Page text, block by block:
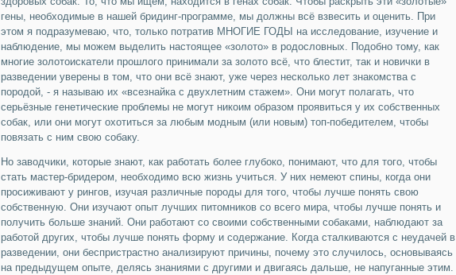
гены, необходимые в нашей бридинг-программе, мы должны всё взвесить и оценить. При
этом я подразумеваю, что, только потратив МНОГИЕ ГОДЫ на исследование, изучение и
наблюдение, мы можем выделить настоящее «золото» в родословных. Подобно тому, как
многие золотоискатели прошлого принимали за золото всё, что блестит, так и новички в
разведении уверены в том, что они всё знают, уже через несколько лет знакомства с
породой, - я называю их «всезнайка с двухлетним стажем». Они могут полагать, что
серьёзные генетические проблемы не могут никоим образом проявиться у их собственных
собак, или они могут охотиться за любым модным (или новым) топ-победителем, чтобы
повязать с ним свою собаку.
Но заводчики, которые знают, как работать более глубоко, понимают, что для того, чтобы
стать мастер-бридером, необходимо всю жизнь учиться. У них немеют спины, когда они
просиживают у рингов, изучая различные породы для того, чтобы лучше понять свою
собственную. Они изучают опыт лучших питомников со всего мира, чтобы лучше понять и
получить больше знаний. Они работают со своими собственными собаками, наблюдают за
работой других, чтобы лучше понять форму и содержание. Когда сталкиваются с неудачей в
разведении, они беспристрастно анализируют причины, почему это случилось, основываясь
на предыдущем опыте, делясь знаниями с другими и двигаясь дальше, не напуганные этим.